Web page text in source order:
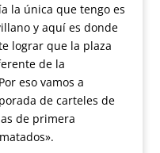
la única que tengo es
y aquí es donde
lograr que la plaza
de la
eso vamos a
de carteles de
de primera